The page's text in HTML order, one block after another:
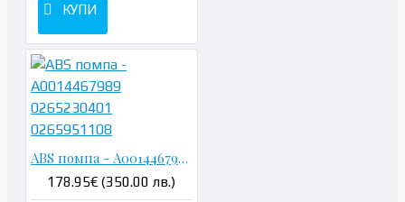
КУПИ
ABS помпа - A0014467989 0265230401 0265951108
178.95€ (350.00 лв.)